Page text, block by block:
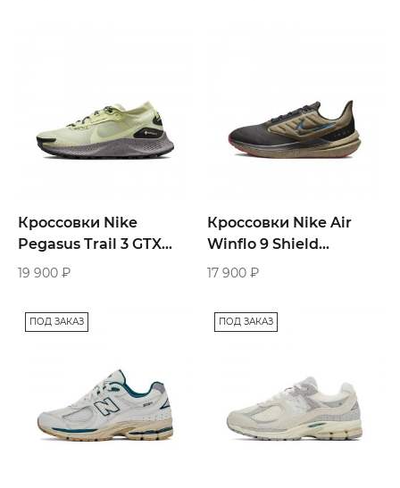
Кроссовки Nike
Pegasus Trail 3 GTX
«Olive Aura»
19 900 ₽
Кроссовки Nike Air
Winflo 9 Shield
Running «Ash Brown»
17 900 ₽
ПОД ЗАКАЗ ПОД ЗАКАЗ